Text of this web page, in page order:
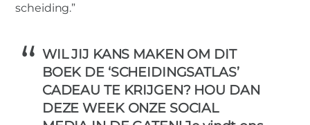
scheiding.”
WIL JIJ KANS MAKEN OM DIT
BOEK DE ‘SCHEIDINGSATLAS’
CADEAU TE KRIJGEN? HOU DAN
DEZE WEEK ONZE SOCIAL